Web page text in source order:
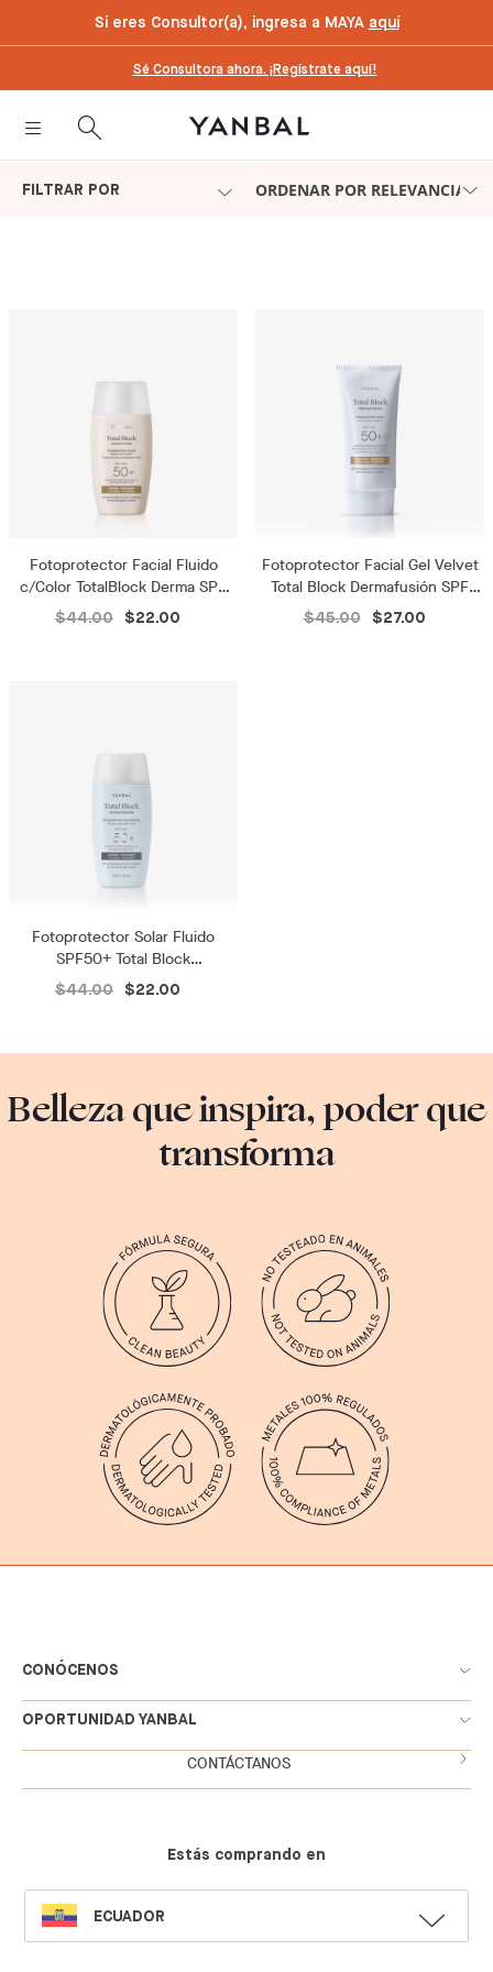
Si eres Consultor(a), ingresa a MAYA aquí
Sé Consultora ahora. ¡Regístrate aquí!
FILTRAR POR ORDENAR POR RELEVANCIA
Fotoprotector Facial Fluido
c/Color TotalBlock Derma SPF
50+
$44.00 $22.00
Fotoprotector Facial Gel Velvet
Total Block Dermafusión SPF
50+
$45.00 $27.00
Fotoprotector Solar Fluido
SPF50+ Total Block
Dermafusión
$44.00 $22.00
Belleza que inspira, poder que
transforma
CONÓCENOS
OPORTUNIDAD YANBAL
CONTÁCTANOS
Estás comprando en
SELECT
LANGUAGE
ECUADOR